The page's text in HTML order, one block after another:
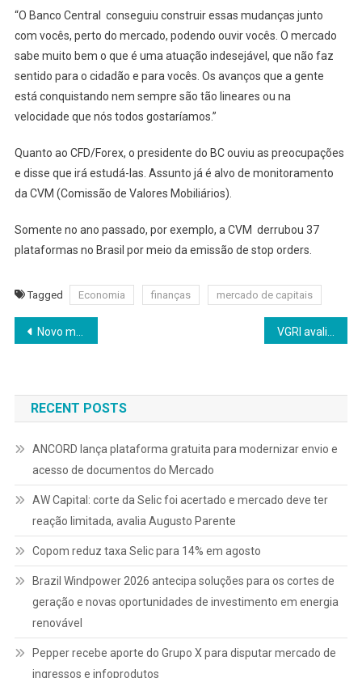
“O Banco Central conseguiu construir essas mudanças junto
com vocês, perto do mercado, podendo ouvir vocês. O mercado
sabe muito bem o que é uma atuação indesejável, que não faz
sentido para o cidadão e para vocês. Os avanços que a gente
está conquistando nem sempre são tão lineares ou na
velocidade que nós todos gostaríamos.”
Quanto ao CFD/Forex, o presidente do BC ouviu as preocupações
e disse que irá estudá-las. Assunto já é alvo de monitoramento
da CVM (Comissão de Valores Mobiliários).
Somente no ano passado, por exemplo, a CVM derrubou 37
plataformas no Brasil por meio da emissão de stop orders.
Tagged Economia finanças mercado de capitais
Navegação
Post
Novo modelo mira R$ 200 bilhões em crédito empresarial até 2030
RECENT POSTS
ANCORD lança plataforma gratuita para modernizar envio e
acesso de documentos do Mercado
AW Capital: corte da Selic foi acertado e mercado deve ter
reação limitada, avalia Augusto Parente
Copom reduz taxa Selic para 14% em agosto
Brazil Windpower 2026 antecipa soluções para os cortes de
geração e novas oportunidades de investimento em energia
renovável
Pepper recebe aporte do Grupo X para disputar mercado de
ingressos e infoprodutos